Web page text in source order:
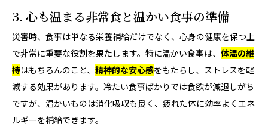
3. 心も温まる非常食と温かい食事の準備
災害時、食事は単なる栄養補給だけでなく、心身の健康を保つ上
で非常に重要な役割を果たします。特に温かい食事は、 体温の維
持はもちろんのこと、 精神的な安心感をもたらし、ストレスを軽
減する効果があります。冷たい食事ばかりでは食欲が減退しがち
ですが、温かいものは消化吸収も良く、疲れた体に効率よくエネ
ルギーを補給できます。